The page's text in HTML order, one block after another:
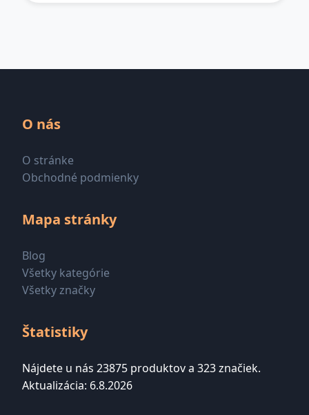
O nás
O stránke
Obchodné podmienky
Mapa stránky
Blog
Všetky kategórie
Všetky značky
Štatistiky
Nájdete u nás 23875 produktov a 323 značiek.
Aktualizácia: 6.8.2026